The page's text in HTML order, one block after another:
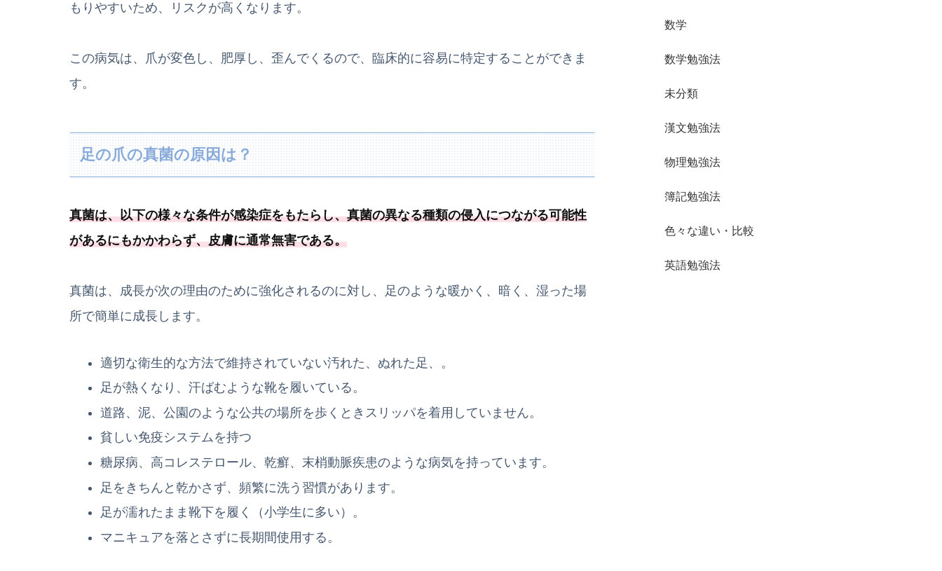
もりやすいため、リスクが高くなります。
この病気は、爪が変色し、肥厚し、歪んでくるので、臨床的に容易に特定することができま
す。
足の爪の真菌の原因は？
真菌は、以下の様々な条件が感染症をもたらし、真菌の異なる種類の侵入につながる可能性
があるにもかかわらず、皮膚に通常無害である。
真菌は、成長が次の理由のために強化されるのに対し、足のような暖かく、暗く、湿った場
所で簡単に成長します。
適切な衛生的な方法で維持されていない汚れた、ぬれた足、。
足が熱くなり、汗ばむような靴を履いている。
道路、泥、公園のような公共の場所を歩くときスリッパを着用していません。
貧しい免疫システムを持つ
糖尿病、高コレステロール、乾癬、末梢動脈疾患のような病気を持っています。
足をきちんと乾かさず、頻繁に洗う習慣があります。
足が濡れたまま靴下を履く（小学生に多い）。
マニキュアを落とさずに長期間使用する。
数学
数学勉強法
未分類
漢文勉強法
物理勉強法
簿記勉強法
色々な違い・比較
英語勉強法